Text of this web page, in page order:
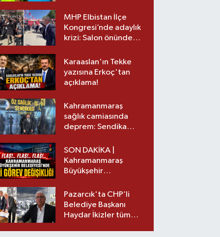
üst lige iki transfer!
MHP Elbistan İlçe
Kongresi’nde adaylık
krizi: Salon önünde
Karaaslan'ın Tekke
yazısına Erkoç'tan
açıklama!
Kahramanmaraş
sağlık camiasında
deprem: Sendika
SON DAKİKA |
Kahramanmaraş
Büyükşehir
görev değişikliği!
Pazarcık'ta CHP’li
Belediye Başkanı
Haydar İkizler tüm